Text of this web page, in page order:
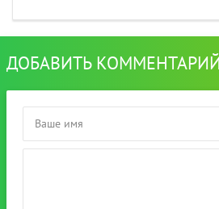
ДОБАВИТЬ КОММЕНТАРИЙ